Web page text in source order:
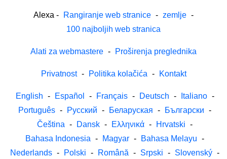
Alexa - Rangiranje web stranice - zemlje -
100 najboljih web stranica
Alati za webmastere - Proširenja preglednika
Privatnost - Politika kolačića - Kontakt
English - Español - Français - Deutsch - Italiano -
Português - Русский - Беларуская - Български -
Čeština - Dansk - Ελληνικά - Hrvatski -
Bahasa Indonesia - Magyar - Bahasa Melayu -
Nederlands - Polski - Română - Srpski - Slovenský -